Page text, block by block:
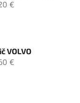
€
VOLVO
€